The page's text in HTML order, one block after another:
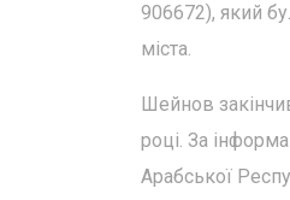
906672), який
міста.
Шейнов
році. За
Арабської